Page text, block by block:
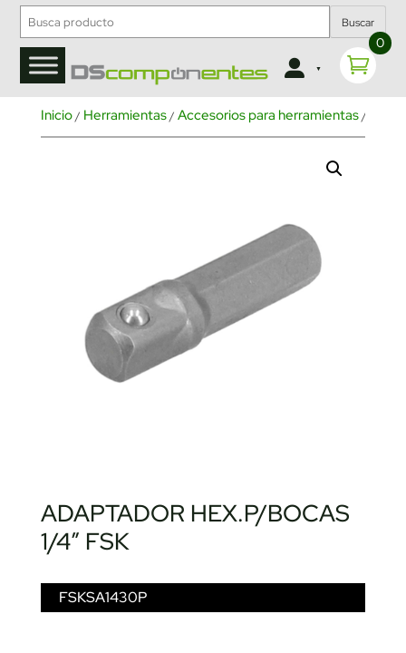
Buscar
0
Inicio/ Herramientas/ Accesorios para herramientas/
ADAPTADOR HEX.P/BOCAS
1/4″ FSK
FSKSA1430P